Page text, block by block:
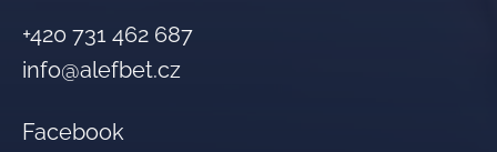
+420 731 462 687
info@alefbet.cz
Facebook